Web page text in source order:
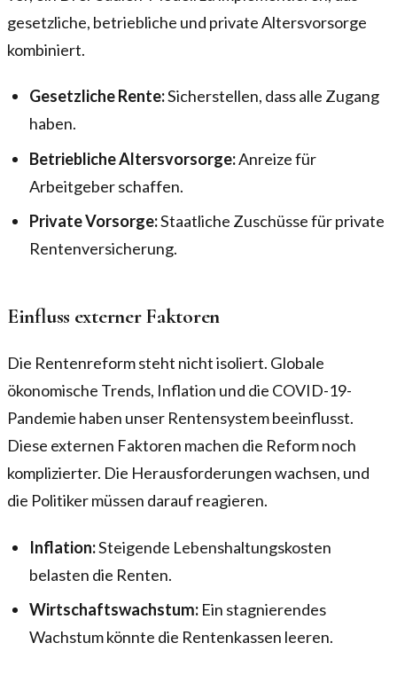
gesetzliche, betriebliche und private Altersvorsorge
kombiniert.
Gesetzliche Rente:Sicherstellen, dass alle Zugang
haben.
Betriebliche Altersvorsorge:Anreize für
Arbeitgeber schaffen.
Private Vorsorge:Staatliche Zuschüsse für private
Rentenversicherung.
Einfluss externer Faktoren
Die Rentenreform steht nicht isoliert. Globale
ökonomische Trends, Inflation und die COVID-19-
Pandemie haben unser Rentensystem beeinflusst.
Diese externen Faktoren machen die Reform noch
komplizierter. Die Herausforderungen wachsen, und
die Politiker müssen darauf reagieren.
Inflation:Steigende Lebenshaltungskosten
belasten die Renten.
Wirtschaftswachstum: Ein stagnierendes
Wachstum könnte die Rentenkassen leeren.